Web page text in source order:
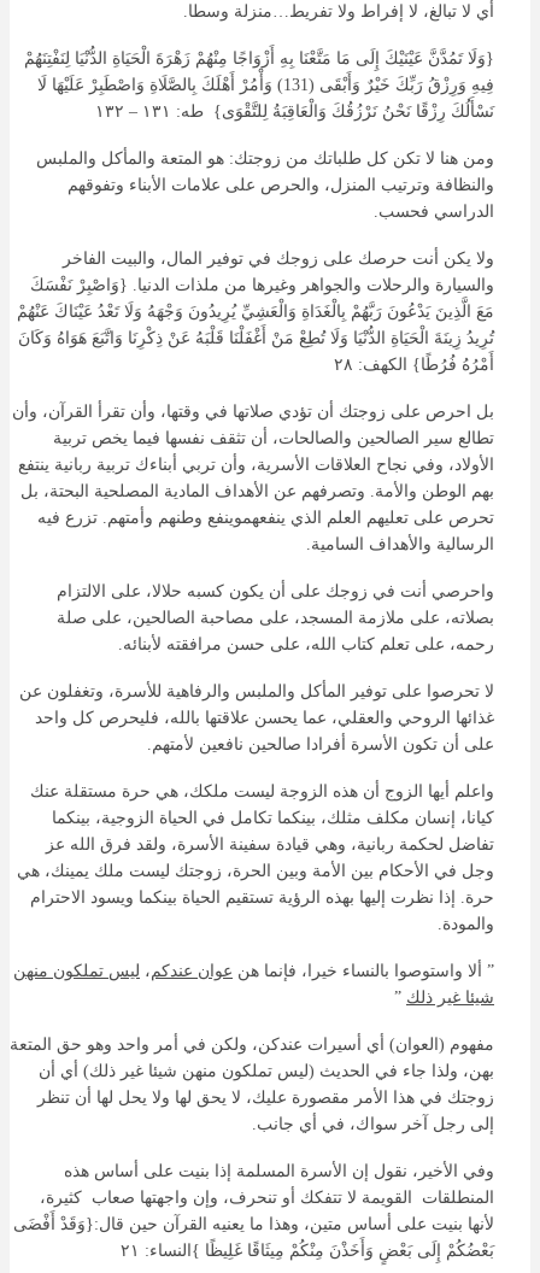
أي لا تبالغ، لا إفراط ولا تفريط…منزلة وسطا.
{وَلَا تَمُدَّنَّ عَيْنَيْكَ إِلَى مَا مَتَّعْنَا بِهِ أَزْوَاجًا مِنْهُمْ زَهْرَةَ الْحَيَاةِ الدُّنْيَا لِنَفْتِنَهُمْ
فِيهِ وَرِزْقُ رَبِّكَ خَيْرٌ وَأَبْقَى (131) وَأْمُرْ أَهْلَكَ بِالصَّلَاةِ وَاصْطَبِرْ عَلَيْهَا لَا
نَسْأَلُكَ رِزْقًا نَحْنُ نَرْزُقُكَ وَالْعَاقِبَةُ لِلتَّقْوَى} طه: ١٣١ – ١٣٢
ومن هنا لا تكن كل طلباتك من زوجتك: هو المتعة والمأكل والملبس
والنظافة وترتيب المنزل، والحرص على علامات الأبناء وتفوقهم
الدراسي فحسب.
ولا يكن أنت حرصك على زوجك في توفير المال، والبيت الفاخر
والسيارة والرحلات والجواهر وغيرها من ملذات الدنيا. {وَاصْبِرْ نَفْسَكَ
مَعَ الَّذِينَ يَدْعُونَ رَبَّهُمْ بِالْغَدَاةِ وَالْعَشِيِّ يُرِيدُونَ وَجْهَهُ وَلَا تَعْدُ عَيْنَاكَ عَنْهُمْ
تُرِيدُ زِينَةَ الْحَيَاةِ الدُّنْيَا وَلَا تُطِعْ مَنْ أَغْفَلْنَا قَلْبَهُ عَنْ ذِكْرِنَا وَاتَّبَعَ هَوَاهُ وَكَانَ
أَمْرُهُ فُرُطًا} الكهف: ٢٨
بل احرص على زوجتك أن تؤدي صلاتها في وقتها، وأن تقرأ القرآن، وأن
تطالع سير الصالحين والصالحات، أن تثقف نفسها فيما يخص تربية
الأولاد، وفي نجاح العلاقات الأسرية، وأن تربي أبناءك تربية ربانية ينتفع
بهم الوطن والأمة. وتصرفهم عن الأهداف المادية المصلحية البحتة، بل
تحرص على تعليهم العلم الذي ينفعهموينفع وطنهم وأمتهم. تزرع فيه
الرسالية والأهداف السامية.
واحرصي أنت في زوجك على أن يكون كسبه حلالا، على الالتزام
بصلاته، على ملازمة المسجد، على مصاحبة الصالحين، على صلة
رحمه، على تعلم كتاب الله، على حسن مرافقته لأبنائه.
لا تحرصوا على توفير المأكل والملبس والرفاهية للأسرة، وتغفلون عن
غذائها الروحي والعقلي، عما يحسن علاقتها بالله، فليحرص كل واحد
على أن تكون الأسرة أفرادا صالحين نافعين لأمتهم.
واعلم أيها الزوج أن هذه الزوجة ليست ملكك، هي حرة مستقلة عنك
كيانا، إنسان مكلف مثلك، بينكما تكامل في الحياة الزوجية، بينكما
تفاضل لحكمة ربانية، وهي قيادة سفينة الأسرة، ولقد فرق الله عز
وجل في الأحكام بين الأمة وبين الحرة، زوجتك ليست ملك يمينك، هي
حرة. إذا نظرت إليها بهذه الرؤية تستقيم الحياة بينكما ويسود الاحترام
والمودة.
” ألا واستوصوا بالنساء خيرا، فإنما هن عوان عندكم ، ليس تملكون منهن
شيئا غير ذلك ”
مفهوم (العوان) أي أسيرات عندكن، ولكن في أمر واحد وهو حق المتعة
بهن، ولذا جاء في الحديث (ليس تملكون منهن شيئا غير ذلك) أي أن
زوجتك في هذا الأمر مقصورة عليك، لا يحق لها ولا يحل لها أن تنظر
إلى رجل آخر سواك، في أي جانب.
وفي الأخير، نقول إن الأسرة المسلمة إذا بنيت على أساس هذه
المنطلقات القويمة لا تتفكك أو تنحرف، وإن واجهتها صعاب كثيرة،
لأنها بنيت على أساس متين، وهذا ما يعنيه القرآن حين قال:{وَقَدْ أَفْضَى
بَعْضُكُمْ إِلَى بَعْضٍ وَأَخَذْنَ مِنْكُمْ مِيثَاقًا غَلِيظًا }النساء: ٢١